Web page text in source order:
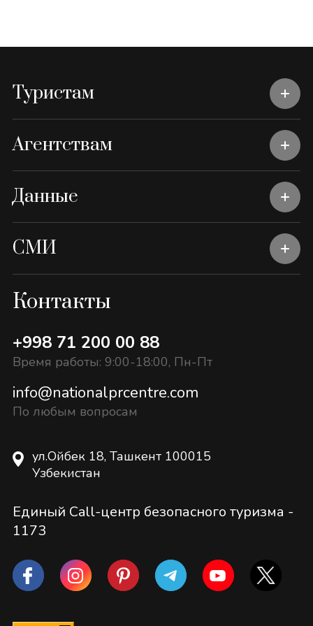
Туристам
Агентствам
Данные
СМИ
Контакты
+998 71 200 00 88
Время работы: 9:00-18:00, Пн-Пт
info@nationalprcentre.com
По любым вопросам
ул.Ойбек 18, Ташкент 100015
Узбекистан
Единый Call-центр безопасного туризма -
1173